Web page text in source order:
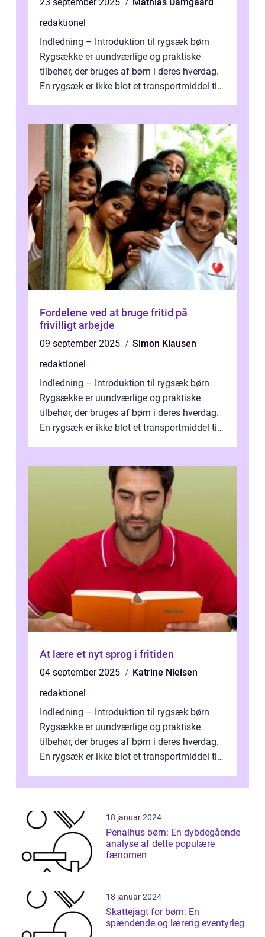
redaktionel
Indledning – Introduktion til rygsæk børn
Rygsække er uundværlige og praktiske
tilbehør, der bruges af børn i deres hverdag.
En rygsæk er ikke blot et transportmiddel til
Fordelene ved at bruge fritid på
frivilligt arbejde
09 september 2025
Simon Klausen
redaktionel
Indledning – Introduktion til rygsæk børn
Rygsække er uundværlige og praktiske
tilbehør, der bruges af børn i deres hverdag.
En rygsæk er ikke blot et transportmiddel til
At lære et nyt sprog i fritiden
04 september 2025
Katrine Nielsen
redaktionel
Indledning – Introduktion til rygsæk børn
Rygsække er uundværlige og praktiske
tilbehør, der bruges af børn i deres hverdag.
En rygsæk er ikke blot et transportmiddel til
18 januar 2024
Penalhus børn: En dybdegående
analyse af dette populære
fænomen
18 januar 2024
Skattejagt for børn: En
spændende og lærerig eventyrleg